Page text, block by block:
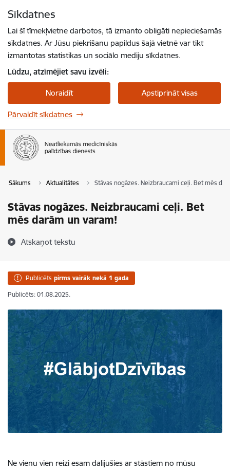
Sīkdatnes
Lai šī tīmekļvietne darbotos, tā izmanto obligāti nepieciešamās
sīkdatnes. Ar Jūsu piekrišanu papildus šajā vietnē var tikt
izmantotas statistikas un sociālo mediju sīkdatnes.
Lūdzu, atzīmējiet savu izvēli:
Noraidīt Apstiprināt visas
Pārvaldīt sīkdatnes
Sākums Aktualitātes Stāvas nogāzes. Neizbraucami ceļi. Bet mēs
Stāvas nogāzes. Neizbraucami ceļi. Bet
mēs darām un varam!
Atskaņot tekstu
Publicēts pirms vairāk nekā 1 gada
Publicēts: 01.08.2025.
Ne vienu vien reizi esam dalījušies ar stāstiem no mūsu